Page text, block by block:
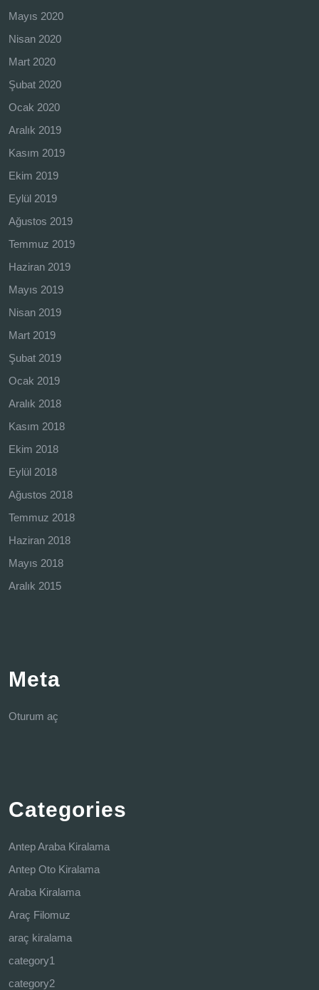
Mayıs 2020
Nisan 2020
Mart 2020
Şubat 2020
Ocak 2020
Aralık 2019
Kasım 2019
Ekim 2019
Eylül 2019
Ağustos 2019
Temmuz 2019
Haziran 2019
Mayıs 2019
Nisan 2019
Mart 2019
Şubat 2019
Ocak 2019
Aralık 2018
Kasım 2018
Ekim 2018
Eylül 2018
Ağustos 2018
Temmuz 2018
Haziran 2018
Mayıs 2018
Aralık 2015
Meta
Oturum aç
Categories
Antep Araba Kiralama
Antep Oto Kiralama
Araba Kiralama
Araç Filomuz
araç kiralama
category1
category2